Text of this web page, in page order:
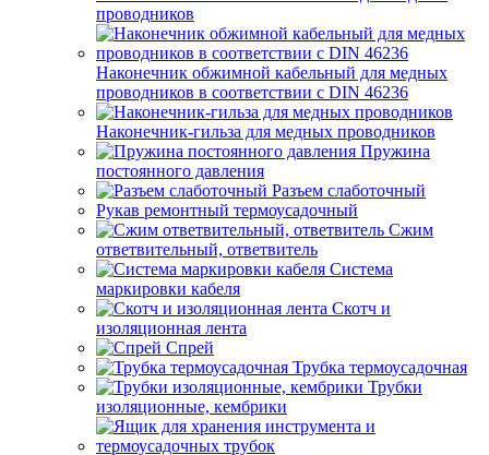
проводников
Наконечник обжимной кабельный для медных
проводников в соответствии с DIN 46236
Наконечник-гильза для медных проводников
Пружина
постоянного давления
Разъем слаботочный
Рукав ремонтный термоусадочный
Сжим
ответвительный, ответвитель
Система
маркировки кабеля
Скотч и
изоляционная лента
Спрей
Трубка термоусадочная
Трубки
изоляционные, кембрики